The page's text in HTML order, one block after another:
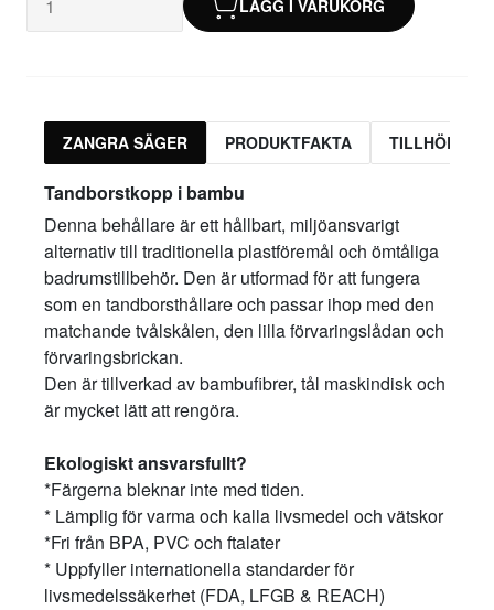
LÄGG I VARUKORG
ZANGRA SÄGER PRODUKTFAKTA
Tandborstkopp i bambu
Denna behållare är ett hållbart, miljöansvarigt
alternativ till traditionella plastföremål och ömtåliga
badrumstillbehör. Den är utformad för att fungera
som en tandborsthållare och passar ihop med den
matchande tvålskålen, den lilla förvaringslådan och
förvaringsbrickan.
Den är tillverkad av bambufibrer, tål maskindisk och
är mycket lätt att rengöra.
Ekologiskt ansvarsfullt?
*Färgerna bleknar inte med tiden.
* Lämplig för varma och kalla livsmedel och vätskor
*Fri från BPA, PVC och ftalater
* Uppfyller internationella standarder för
livsmedelssäkerhet (FDA, LFGB & REACH)